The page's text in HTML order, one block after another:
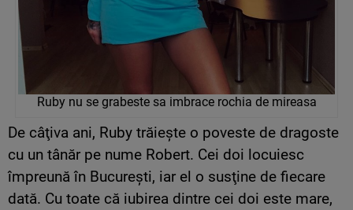
Ruby nu se grabeste sa imbrace rochia de mireasa
De câţiva ani, Ruby trăieşte o poveste de dragoste
cu un tânăr pe nume Robert. Cei doi locuiesc
împreună în Bucureşti, iar el o susţine de fiecare
dată. Cu toate că iubirea dintre cei doi este mare,